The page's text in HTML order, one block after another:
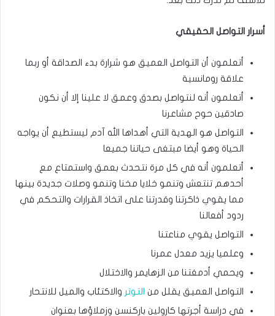
أسرار التواصل الحقيقي
أتعلمون أن التواصل العميق هو شرارة بدء الصداقة أو ربما
علاقة رومانسية
أتعلمون أنه لنتواصل بصدق وعمق لا علينا إلا أن نكون
صادقين حوح مشاعرنا
التواصل هو الهدية التي أهداها الله آدم ليستطيع أن يواجه
الحياة وهو أيضا مبتغى حياتنا جميعا
أتعلمون أنه في كل مرة نتحدث بعمق واستمتاع مع
أحدهم تنتعش وتنمو خلايا مخنا وتنمو وصلات جديدة بينها
مما يقوي ذاكرتنا وقدرتنا على اتخاذ القرارات والتحكم في
ردود أفعالنا
التواصل يقوي مناعتنا
وعلميا يزيد معدل عمرنا
ويحمي أدمغتنا من الزهايمر والاختلال
التواصل العميق يقلل من التوتر والاكتئاب والميل للانتحار
في دراسة أجرتها كارولين باركنسن وزملاؤها بعنوان